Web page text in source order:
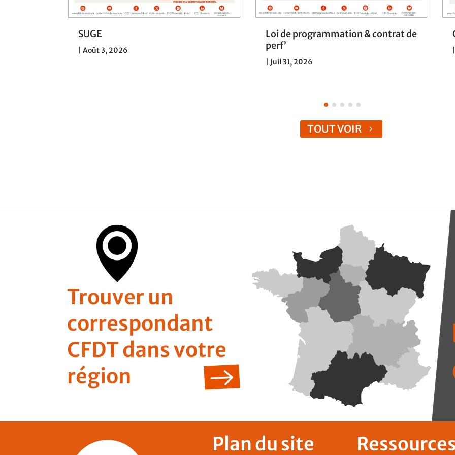
SUGE
Août 3, 2026
Loi de programmation & contrat de
perf’
Juil 31, 2026
TOUT VOIR
Trouver un
correspondant
CFDT dans votre
région
Plan du site